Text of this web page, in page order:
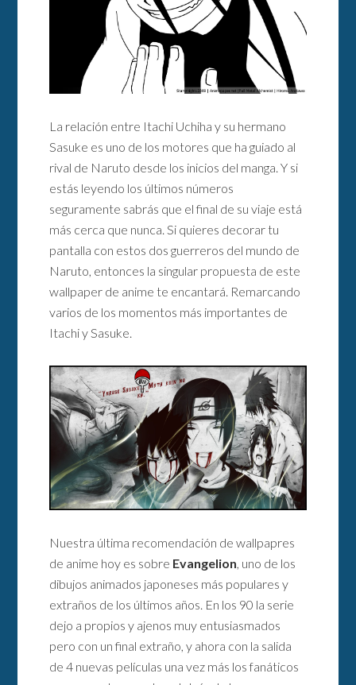
La relación entre Itachi Uchiha y su hermano
Sasuke es uno de los motores que ha guiado al
rival de Naruto desde los inicios del manga. Y si
estás leyendo los últimos números
seguramente sabrás que el final de su viaje está
más cerca que nunca. Si quieres decorar tu
pantalla con estos dos guerreros del mundo de
Naruto, entonces la singular propuesta de este
wallpaper de anime te encantará. Remarcando
varios de los momentos más importantes de
Itachi y Sasuke.
Nuestra última recomendación de wallpapres
de anime hoy es sobre Evangelion , uno de los
dibujos animados japoneses más populares y
extraños de los últimos años. En los 90 la serie
dejo a propios y ajenos muy entusiasmados
pero con un final extraño, y ahora con la salida
de 4 nuevas películas una vez más los fanáticos